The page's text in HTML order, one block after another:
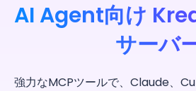
AI Agent向け
サーバ
強力なMCPツールで、Claude、